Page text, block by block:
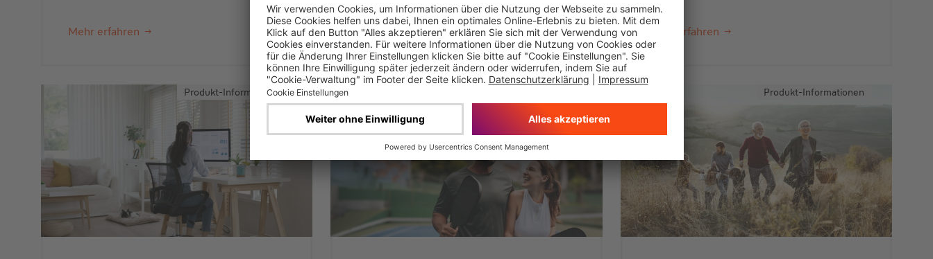
Mehr erfahren Mehr erfahren Mehr erfahren
Produkt-Informationen Produkt-Informationen